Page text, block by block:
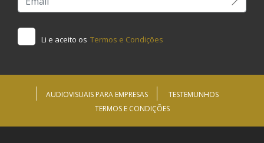
Li e aceito os Termos e Condições
AUDIOVISUAIS PARA EMPRESAS
TESTEMUNHOS
TERMOS E CONDIÇÕES